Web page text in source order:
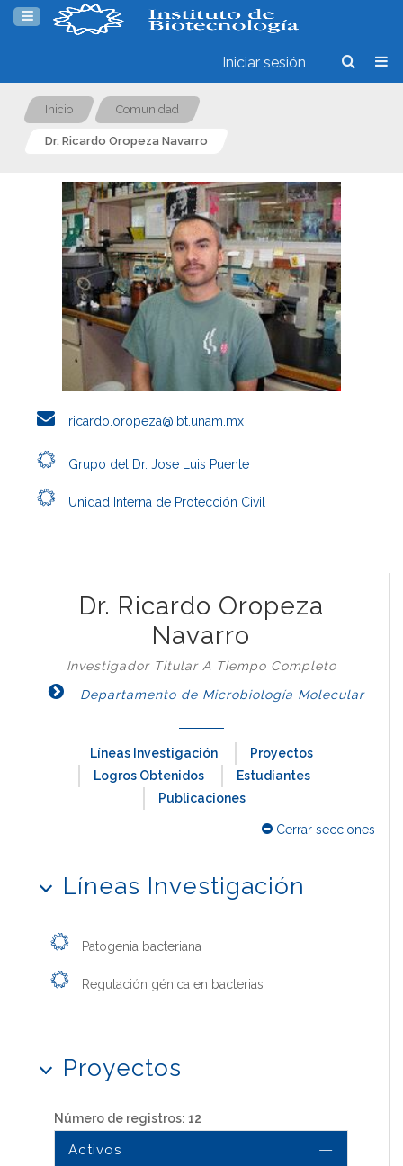
Iniciar sesión
Inicio Comunidad
Dr. Ricardo Oropeza Navarro
ricardo.oropeza@ibt.unam.mx
Grupo del Dr. Jose Luis Puente
Unidad Interna de Protección Civil
Dr. Ricardo Oropeza
Navarro
Investigador Titular A Tiempo Completo
Departamento de Microbiología Molecular
Líneas Investigación
Proyectos
Logros Obtenidos
Estudiantes
Publicaciones
Cerrar secciones
Líneas Investigación
Patogenia bacteriana
Regulación génica en bacterias
Proyectos
Número de registros: 12
Activos